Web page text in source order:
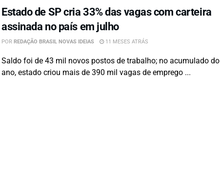
Estado de SP cria 33% das vagas com carteira
assinada no país em julho
POR REDAÇÃO BRASIL NOVAS IDEIAS 11 MESES ATRÁS
Saldo foi de 43 mil novos postos de trabalho; no acumulado do
ano, estado criou mais de 390 mil vagas de emprego ...